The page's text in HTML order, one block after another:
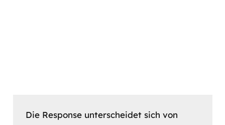
Die Response unterscheidet sich von